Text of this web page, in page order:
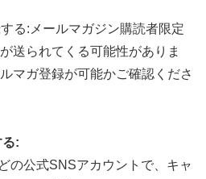
る:メールマガジン購読者限定
送られてくる可能性がありま
マガ登録が可能かご確認くださ
:
の公式SNSアカウントで、キャ